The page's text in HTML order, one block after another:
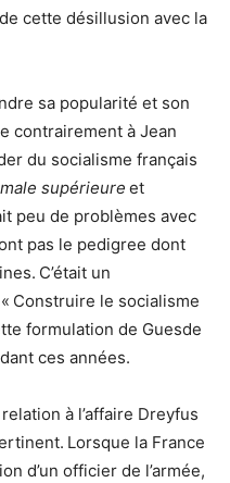
cette désillusion avec la
sa popularité et son
contrairement à Jean
du socialisme français
supérieure et
peu de problèmes avec
pas le pedigree dont
C’était un
Construire le socialisme
formulation de Guesde
ces années.
à l’affaire Dreyfus
Lorsque la France
d’un officier de l’armée,